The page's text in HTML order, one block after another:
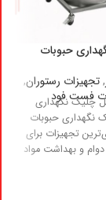
حبوبات
,تجهیزات رستوران,
فست فود
چلیک نگهداری
نگهداری حبوبات
تجهیزات برای
و بهداشت مواد